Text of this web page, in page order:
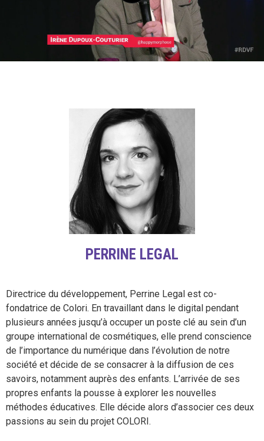
PERRINE LEGAL
Directrice du développement, Perrine Legal est co-
fondatrice de Colori. En travaillant dans le digital pendant
plusieurs années jusqu’à occuper un poste clé au sein d’un
groupe international de cosmétiques, elle prend conscience
de l’importance du numérique dans l’évolution de notre
société et décide de se consacrer à la diffusion de ces
savoirs, notamment auprès des enfants. L’arrivée de ses
propres enfants la pousse à explorer les nouvelles
méthodes éducatives. Elle décide alors d’associer ces deux
passions au sein du projet COLORI.